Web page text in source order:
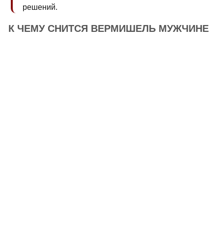
решений.
К ЧЕМУ СНИТСЯ ВЕРМИШЕЛЬ МУЖЧИНЕ